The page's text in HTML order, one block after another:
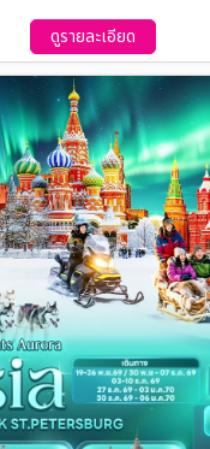
รืออับปาง OPTION
Riding (ราคา 100 USD/ท่า
อนุสรณ์เรือดำน้ำ
ทองคำ – เรือตัดน้ำแข็งพลังง
บินภายใน มูร์มันสค์-มอสโคว์
ลาดอิสไมโลโว่ - สนามบินนาน
ดูรายละเอียด